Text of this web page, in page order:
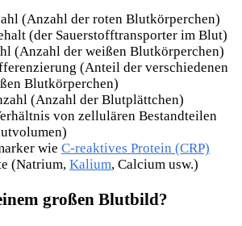
(Anzahl der roten Blutkörperchen)
(der Sauerstofftransporter im Blut)
(Anzahl der weißen Blutkörperchen)
(Anteil der verschiedenen
Blutkörperchen)
(Anzahl der Blutplättchen)
von zellulären Bestandteilen
wie C-reaktives Protein (CRP)
(Natrium, Kalium, Calcium usw.)
großen Blutbild?